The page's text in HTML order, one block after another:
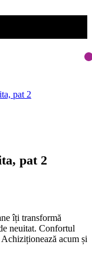
pat 2
îți transformă
neuitat. Confortul
acum și